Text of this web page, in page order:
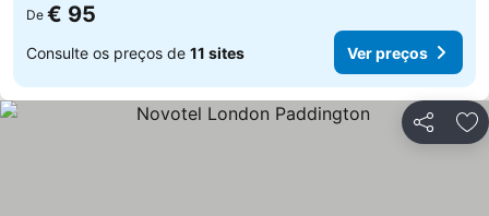
De € 95
Consulte os preços de 11 sites Ver preços
Partilhar